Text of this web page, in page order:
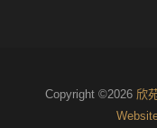
Copyright ©2026 欣